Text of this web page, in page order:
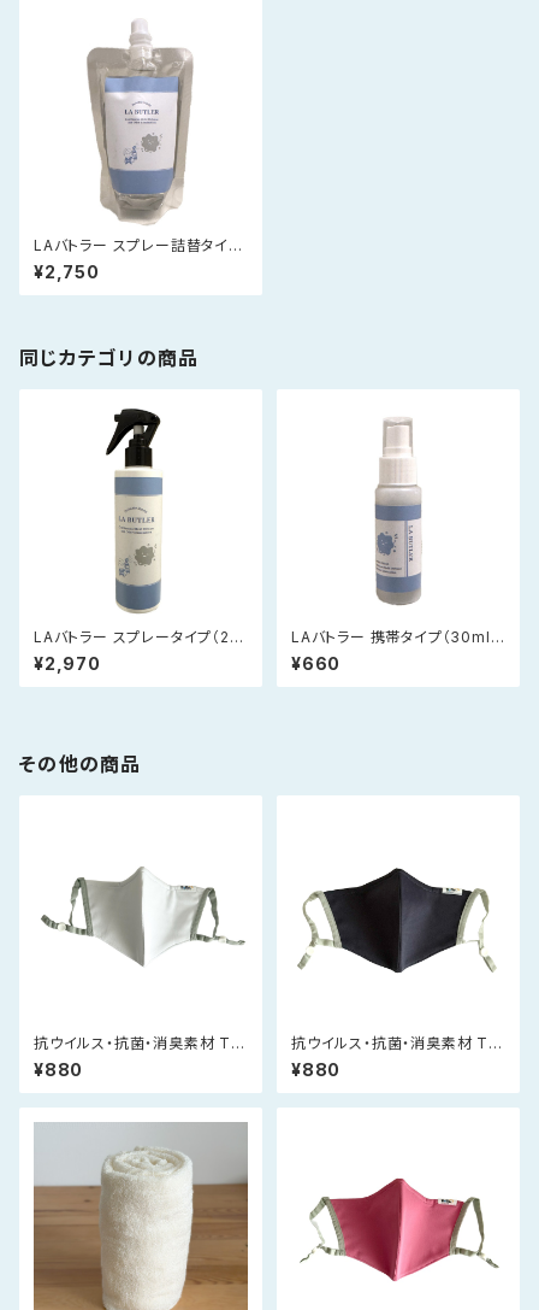
LAバトラー スプレー詰替タイプ
（200ml）｜続けて使いたい方
へ｜
¥2,750
同じカテゴリの商品
LAバトラー スプレータイプ（20
0ml）｜ご家庭でしっかり使いた
い方へ｜消臭・抗菌・防カビ、ア
ルコールフリー
¥2,970
LAバトラー 携帯タイプ（30ml）
｜まず試したい方、外出用に
¥660
その他の商品
抗ウイルス・抗菌・消臭素材 Tio
Tioプレミアムマスク（白）
¥880
抗ウイルス・抗菌・消臭素材 Tio
Tioプレミアムマスク（紺）
¥880